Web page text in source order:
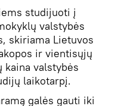
studijuoti į
valstybės
skiriama Lietuvos
ir vientisųjų
valstybės
laikotarpį.
galės gauti iki